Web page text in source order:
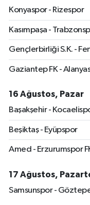
Konyaspor - Rizespor
Kasımpaşa -
Gençlerbirliği S.K. -
Gaziantep FK -
16 Ağustos, Pazar
Başakşehir -
Beşiktaş - Eyüpspor
Amed - Erzurumspor
17 Ağustos,
Samsunspor -